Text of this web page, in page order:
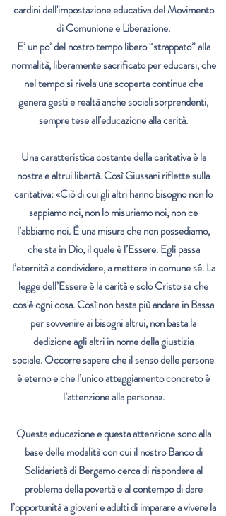
cardini dell'impostazione educativa del Movimento
di Comunione e Liberazione.
E’ un po’ del nostro tempo libero “strappato” alla
normalità, liberamente sacrificato per educarsi, che
nel tempo si rivela una scoperta continua che
genera gesti e realtà anche sociali sorprendenti,
sempre teseall'educazionealla carità.
Una caratteristica costante della caritativa è la
nostra e altrui libertà. Così Giussani riflette sulla
caritativa: «Ciò di cui gli altri hanno bisogno non lo
sappiamo noi, non lo misuriamo noi, non ce
l’abbiamo noi. È unamisura che non possediamo,
che sta in Dio, il quale è l’Essere. Egli passa
l’eternità a condividere, a metterein comune sé. La
legge dell’Essere è la carità e solo Cristo sa che
cos'èogni cosa. Così non basta più andarein Bassa
per sovvenire ai bisogni altrui, non basta la
dedizione agli altri in nome della giustizia
sociale.Occorre sapere che il senso delle persone
è eterno e che l’unico atteggiamento concreto è
l’attenzione allapersona».
Questa educazione e questa attenzione sono alla
base delle modalità con cui il nostro Banco di
Solidarietàdi Bergamo cerca di rispondere al
problema della povertà e al contempo di dare
l’opportunità a giovani eadulti di imparare a vivere la